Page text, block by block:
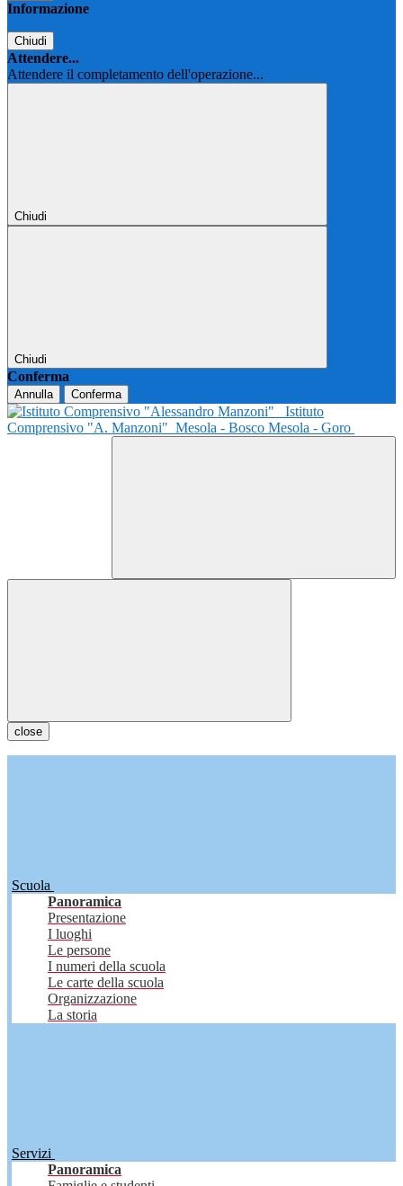
Informazione
Chiudi
Attendere...
Attendere il completamento dell'operazione...
Chiudi
Chiudi
Conferma
Annulla Conferma
Istituto
Comprensivo "A. Manzoni" Mesola - Bosco Mesola - Goro
close
Scuola
Panoramica
Presentazione
I luoghi
Le persone
I numeri della scuola
Le carte della scuola
Organizzazione
La storia
Servizi
Panoramica